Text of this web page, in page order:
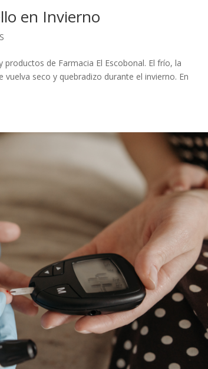
en Invierno
de Farmacia El Escobonal. El frío, la
seco y quebradizo durante el invierno. En